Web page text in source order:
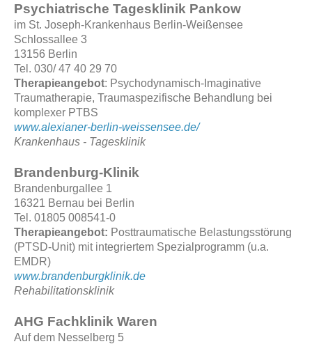
Psychiatrische Tagesklinik Pankow
im St. Joseph-Krankenhaus Berlin-Weißensee
Schlossallee 3
13156 Berlin
Tel. 030/ 47 40 29 70
Therapieangebot: Psychodynamisch-Imaginative
Traumatherapie, Traumaspezifische Behandlung bei
komplexer PTBS
www.alexianer-berlin-weissensee.de/
Krankenhaus - Tagesklinik
Brandenburg-Klinik
Brandenburgallee 1
16321 Bernau bei Berlin
Tel. 01805 008541-0
Therapieangebot: Posttraumatische Belastungsstörung
(PTSD-Unit) mit integriertem Spezialprogramm (u.a.
EMDR)
www.brandenburgklinik.de
Rehabilitationsklinik
AHG Fachklinik Waren
Auf dem Nesselberg 5